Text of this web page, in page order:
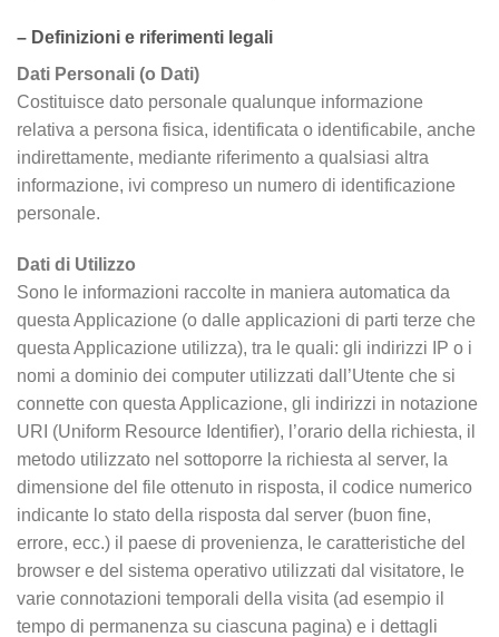
– Definizioni e riferimenti legali
Dati Personali (o Dati)
Costituisce dato personale qualunque informazione
relativa a persona fisica, identificata o identificabile, anche
indirettamente, mediante riferimento a qualsiasi altra
informazione, ivi compreso un numero di identificazione
personale.
Dati di Utilizzo
Sono le informazioni raccolte in maniera automatica da
questa Applicazione (o dalle applicazioni di parti terze che
questa Applicazione utilizza), tra le quali: gli indirizzi IP o i
nomi a dominio dei computer utilizzati dall’Utente che si
connette con questa Applicazione, gli indirizzi in notazione
URI (Uniform Resource Identifier), l’orario della richiesta, il
metodo utilizzato nel sottoporre la richiesta al server, la
dimensione del file ottenuto in risposta, il codice numerico
indicante lo stato della risposta dal server (buon fine,
errore, ecc.) il paese di provenienza, le caratteristiche del
browser e del sistema operativo utilizzati dal visitatore, le
varie connotazioni temporali della visita (ad esempio il
tempo di permanenza su ciascuna pagina) e i dettagli